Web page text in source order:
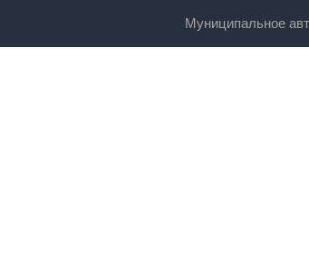
Муниципальное